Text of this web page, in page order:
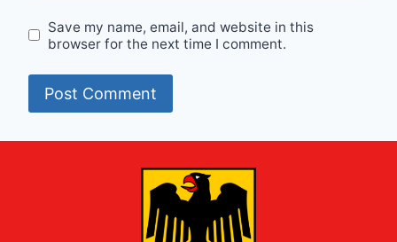
Save my name, email, and website in this
browser for the next time I comment.